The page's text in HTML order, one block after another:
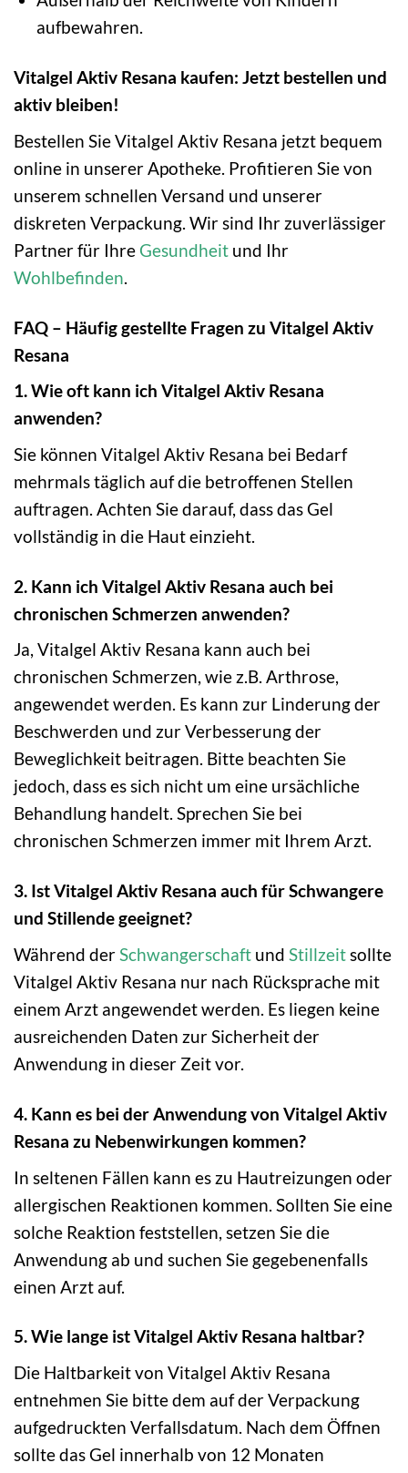
aufbewahren.
Vitalgel Aktiv Resana kaufen: Jetzt bestellen und
aktiv bleiben!
Bestellen Sie Vitalgel Aktiv Resana jetzt bequem
online in unserer Apotheke. Profitieren Sie von
unserem schnellen Versand und unserer
diskreten Verpackung. Wir sind Ihr zuverlässiger
Partner für Ihre Gesundheit und Ihr
Wohlbefinden.
FAQ – Häufig gestellte Fragen zu Vitalgel Aktiv
Resana
1. Wie oft kann ich Vitalgel Aktiv Resana
anwenden?
Sie können Vitalgel Aktiv Resana bei Bedarf
mehrmals täglich auf die betroffenen Stellen
auftragen. Achten Sie darauf, dass das Gel
vollständig in die Haut einzieht.
2. Kann ich Vitalgel Aktiv Resana auch bei
chronischen Schmerzen anwenden?
Ja, Vitalgel Aktiv Resana kann auch bei
chronischen Schmerzen, wie z.B. Arthrose,
angewendet werden. Es kann zur Linderung der
Beschwerden und zur Verbesserung der
Beweglichkeit beitragen. Bitte beachten Sie
jedoch, dass es sich nicht um eine ursächliche
Behandlung handelt. Sprechen Sie bei
chronischen Schmerzen immer mit Ihrem Arzt.
3. Ist Vitalgel Aktiv Resana auch für Schwangere
und Stillende geeignet?
Während derSchwangerschaft und Stillzeitsollte
Vitalgel Aktiv Resana nur nach Rücksprache mit
einem Arzt angewendet werden. Es liegen keine
ausreichenden Daten zur Sicherheit der
Anwendung in dieser Zeit vor.
4. Kann es bei der Anwendung von Vitalgel Aktiv
Resana zu Nebenwirkungen kommen?
In seltenen Fällen kann es zu Hautreizungen oder
allergischen Reaktionen kommen. Sollten Sie eine
solche Reaktion feststellen, setzen Sie die
Anwendung ab und suchen Sie gegebenenfalls
einen Arzt auf.
5. Wie lange ist Vitalgel Aktiv Resana haltbar?
Die Haltbarkeit von Vitalgel Aktiv Resana
entnehmen Sie bitte dem auf der Verpackung
aufgedruckten Verfallsdatum. Nach dem Öffnen
sollte das Gel innerhalb von 12 Monaten